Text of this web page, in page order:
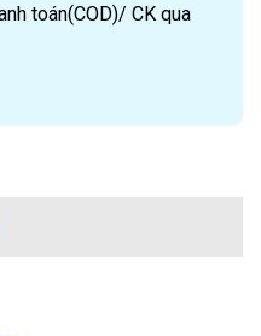
toán(COD)/ CK qua